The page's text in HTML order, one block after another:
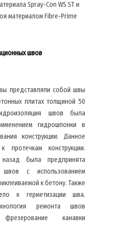
Spray-Con WS ST и
материалом Fibre-Prime
швов
представляли собой швы
плитах толщиной 50
швов была
гидрошпонки в
конструкции. Данное
протечкам конструкции.
была предпринята
с использованием
к бетону. Также
к герметизации шва.
ремонта швов
фрезерование канавки